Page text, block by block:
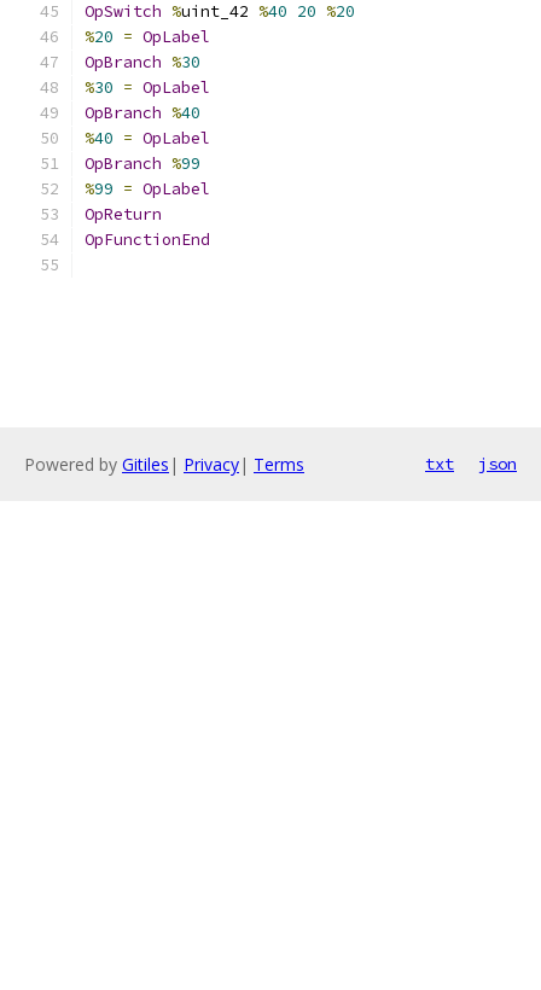
OpSwitch %uint_42 %40 20 %20
%20 = OpLabel
OpBranch %30
%30 = OpLabel
OpBranch %40
%40 = OpLabel
OpBranch %99
%99 = OpLabel
OpReturn
OpFunctionEnd
Powered by Gitiles | Privacy| Terms txt json